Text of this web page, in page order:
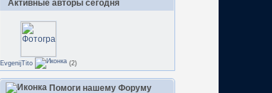
Активные авторы сегодня
EvgenijTito (2)
Помоги нашему Форуму